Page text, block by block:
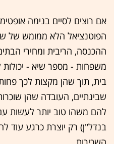
אם רוצים לסיים בנימה
הפוטנציאל הלא ממומש של
משפחות - מספר שיא -
שבינתיים, העובדה שהן
להם משהו טוב יותר לעשות
בנדל"ן) רק יוצרת כרגע עוד